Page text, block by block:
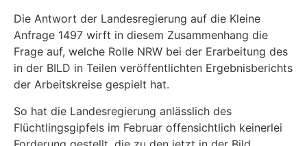
Die Antwort der Landesregierung auf die Kleine
Anfrage 1497 wirft in diesem Zusammenhang die
Frage auf, welche Rolle NRW bei der Erarbeitung des
in der BILD in Teilen veröffentlichten Ergebnisberichts
der Arbeitskreise gespielt hat.
So hat die Landesregierung anlässlich des
Flüchtlingsgipfels im Februar offensichtlich keiner­lei